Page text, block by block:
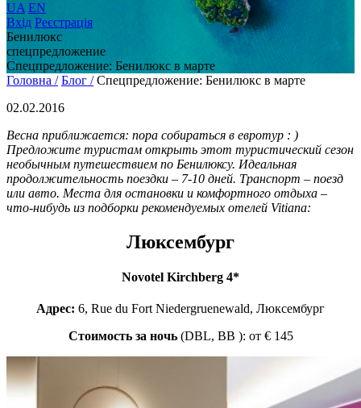
UA EN
Вхід Реєстрація
Бенилюкс
спецпредложение
Спецпредложение: Бенилюкс в марте
Головна / Блог / Спецпредложение: Бенилюкс в марте
02.02.2016
Весна приближается: пора собираться в евротур : )
Предложите туристам открыть этот туристический сезон
необычным путешествием по Бенилюксу. Идеальная
продолжительность поездки – 7-10 дней. Транспорт – поезд
или авто. Места для остановки и комфортного отдыха –
что-нибудь из подборки рекомендуемых отелей Vitiana:
Люксембург
Novotel Kirchberg 4*
Адрес: 6, Rue du Fort Niedergruenewald, Люксембург
Стоимость за ночь (DBL, BB ): от € 145